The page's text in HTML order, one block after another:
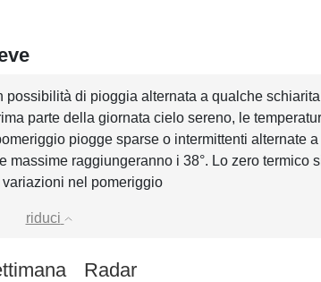
di pioggia alternata a qualche
parte della giornata cielo sereno, le
piogge sparse o intermittenti alternate a
massime raggiungeranno i 38°. Lo zero termico
nel pomeriggio
riduci
Radar